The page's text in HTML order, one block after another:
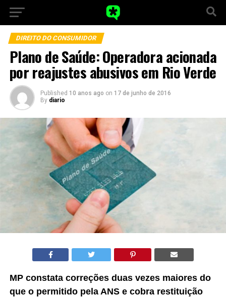
DIREITO DO CONSUMIDOR
Plano de Saúde: Operadora acionada
por reajustes abusivos em Rio Verde
Published 10 anos ago on 17 de junho de 2016
By diario
MP constata correções duas vezes maiores do
que o permitido pela ANS e cobra restituição